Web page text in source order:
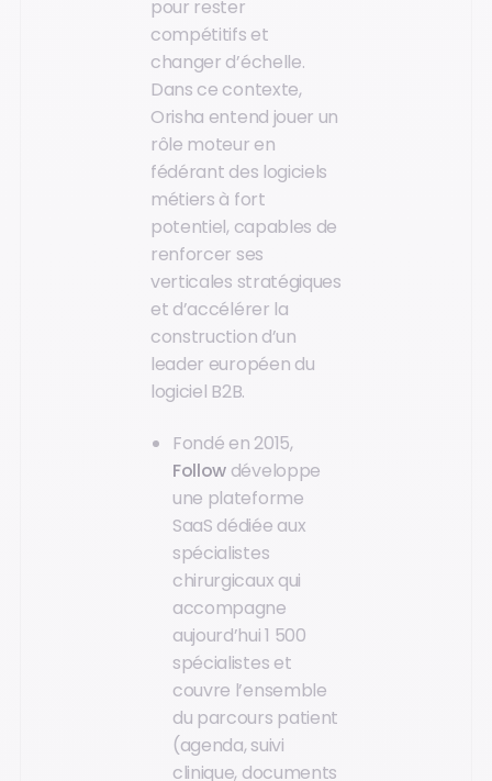
pour rester
compétitifs et
changer d’échelle.
Dans ce contexte,
Orisha entend jouer un
rôle moteur en
fédérant des logiciels
métiers à fort
potentiel, capables de
renforcer ses
verticales stratégiques
et d’accélérer la
construction d’un
leader européen du
logiciel B2B.
Fondé en 2015,
Follow développe
une plateforme
SaaS dédiée aux
spécialistes
chirurgicaux qui
accompagne
aujourd’hui 1 500
spécialistes et
couvre l’ensemble
du parcours patient
(agenda, suivi
clinique, documents